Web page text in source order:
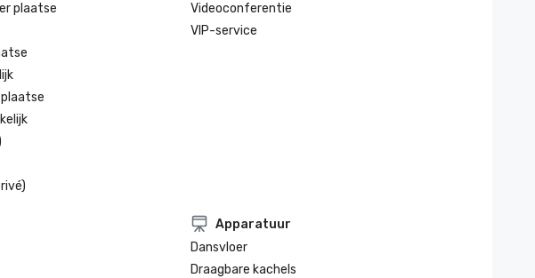
plaatse
Videoconferentie
VIP-service
Apparatuur
Dansvloer
Draagbare kachels